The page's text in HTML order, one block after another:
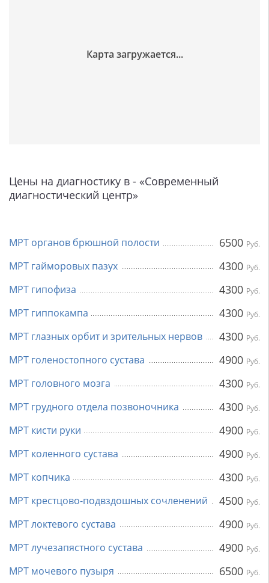
Цены на диагностику в - «Современный
диагностический центр»
МРТ органов брюшной полости 6500 Руб.
МРТ гайморовых пазух 4300 Руб.
МРТ гипофиза 4300 Руб.
МРТ гиппокампа 4300 Руб.
МРТ глазных орбит и зрительных нервов 4300 Руб.
МРТ голеностопного сустава 4900 Руб.
МРТ головного мозга 4300 Руб.
МРТ грудного отдела позвоночника 4300 Руб.
МРТ кисти руки 4900 Руб.
МРТ коленного сустава 4900 Руб.
МРТ копчика 4300 Руб.
МРТ крестцово-подвздошных сочленений 4500 Руб.
МРТ локтевого сустава 4900 Руб.
МРТ лучезапястного сустава 4900 Руб.
МРТ мочевого пузыря 6500 Руб.